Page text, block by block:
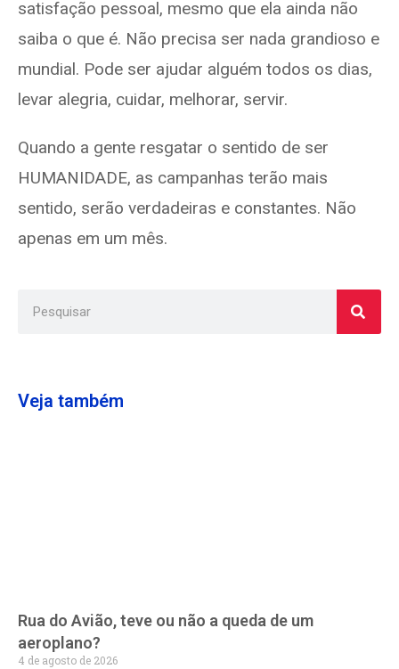
satisfação pessoal, mesmo que ela ainda não
saiba o que é. Não precisa ser nada grandioso e
mundial. Pode ser ajudar alguém todos os dias,
levar alegria, cuidar, melhorar, servir.
Quando a gente resgatar o sentido de ser
HUMANIDADE, as campanhas terão mais
sentido, serão verdadeiras e constantes. Não
apenas em um mês.
Veja também
Rua do Avião, teve ou não a queda de um
aeroplano?
4 de agosto de 2026